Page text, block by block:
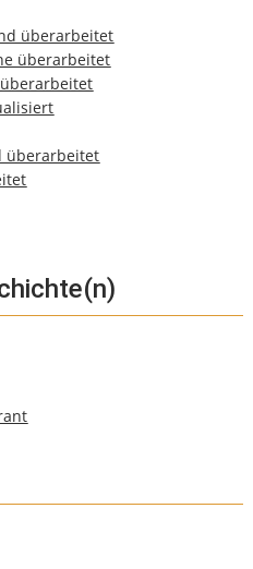
überarbeitet
überarbeitet
überarbeitet